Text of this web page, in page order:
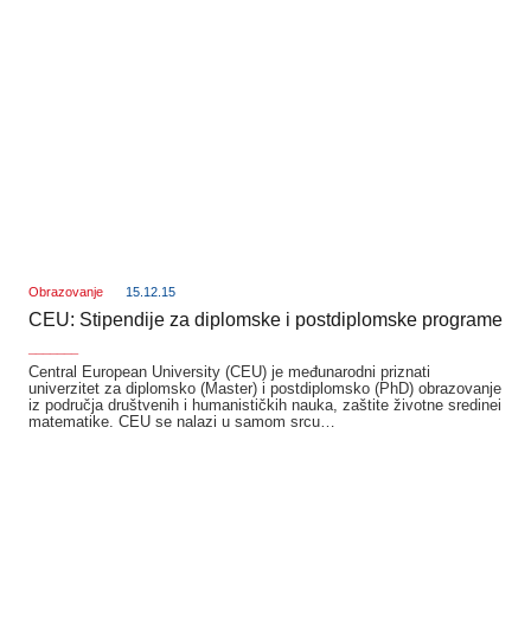
Obrazovanje 15.12.15
CEU: Stipendije za diplomske i postdiplomske programe
Central European University (CEU) je međunarodni priznati
univerzitet za diplomsko (Master) i postdiplomsko (PhD) obrazovanje
iz područja društvenih i humanističkih nauka, zaštite životne sredinei
matematike. CEU se nalazi u samom srcu…